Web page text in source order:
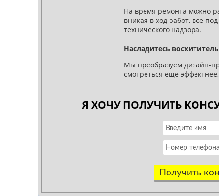
На время ремонта можно
вникая в ход работ, все
технического надзора.
Насладитесь
Мы преобразуем дизайн-
смотреться еще
Я ХОЧУ ПОЛУЧИТЬ
Получить